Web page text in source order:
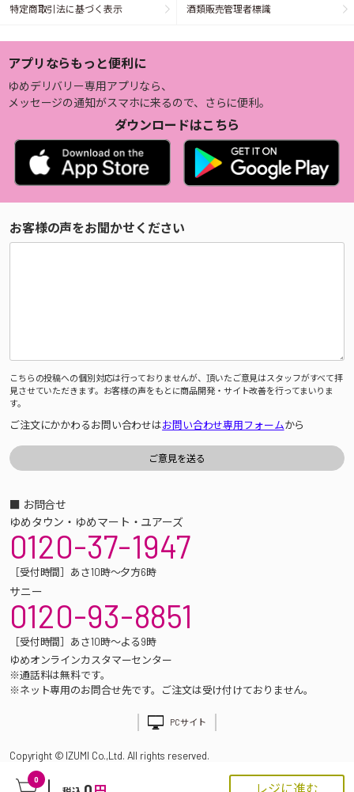
0
レジに進む
特定商取引法に基づく表示 酒類販売管理者標識
アプリならもっと便利に
ゆめデリバリー専用アプリなら、
メッセージの通知がスマホに来るので、さらに便利。
ダウンロードはこちら
お客様の声をお聞かせください
こちらの投稿への個別対応は行っておりませんが、頂いたご意見はスタッフがすべて拝
見させていただきます。お客様の声をもとに商品開発・サイト改善を行ってまいりま
す。
ご注文にかかわるお問い合わせはお問い合わせ専用フォームから
■ お問合せ
ゆめタウン・ゆめマート・ユアーズ
0120-37-1947
［受付時間］あさ10時～夕方6時
サニー
0120-93-8851
［受付時間］あさ10時～よる9時
ゆめオンラインカスタマーセンター
※通話料は無料です。
※ネット専用のお問合せ先です。ご注文は受け付けておりません。
PCサイト
Copyright © IZUMI Co.,Ltd. All rights reserved.